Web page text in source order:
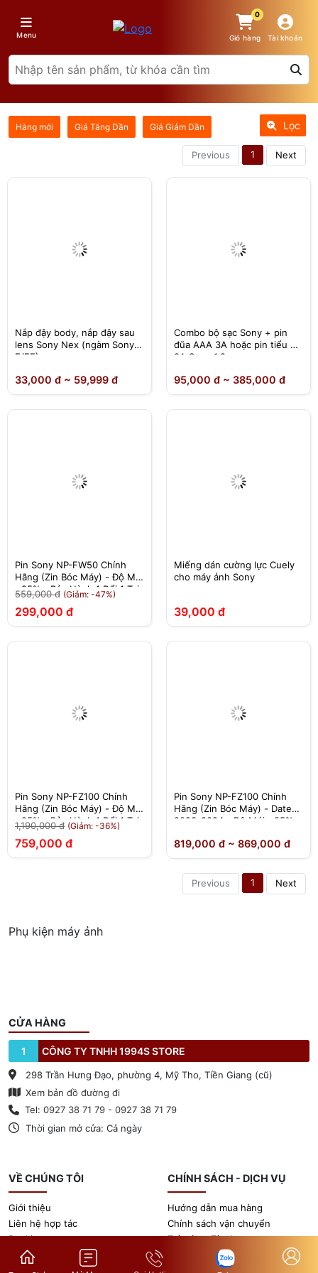
Menu
0
Giỏ hàng Tài khoản
Hàng mới Giá Tăng Dần Giá Giảm Dần Lọc
Previous 1 Next
Nắp đậy body, nắp đậy sau
lens Sony Nex (ngàm Sony
E/FE)
33,000 đ ~ 59,999 đ
Combo bộ sạc Sony + pin
đũa AAA 3A hoặc pin tiểu AA
2A Sony 1.2v
95,000 đ ~ 385,000 đ
Pin Sony NP-FW50 Chính
Hãng (Zin Bóc Máy) - Độ Mới
>95% - Bảo Hành 1 Đổi 1 Tại
Nhà
559,000 đ (Giảm: -47%)
299,000 đ
Miếng dán cường lực Cuely
cho máy ảnh Sony
39,000 đ
Pin Sony NP-FZ100 Chính
Hãng (Zin Bóc Máy) - Độ Mới
>95% - Bảo Hành 1 Đổi 1 Tại
Nhà
1,190,000 đ (Giảm: -36%)
759,000 đ
Pin Sony NP-FZ100 Chính
Hãng (Zin Bóc Máy) - Date
2023-2024 - Độ Mới >95% -
819,000 đ ~ 869,000 đ
Previous 1 Next
Phụ kiện máy ảnh
CỬA HÀNG
1 CÔNG TY TNHH 1994S STORE
298 Trần Hưng Đạo, phường 4, Mỹ Tho, Tiền Giang (cũ)
Xem bản đồ đường đi
Tel: 0927 38 71 79 - 0927 38 71 79
Thời gian mở cửa: Cả ngày
VỀ CHÚNG TÔI
Giới thiệu
Liên hệ hợp tác
Booking
Tin tức
CHÍNH SÁCH - DỊCH VỤ
Hướng dẫn mua hàng
Chính sách vận chuyển
Trả góp - Tín dụng
Chính sách bảo hành